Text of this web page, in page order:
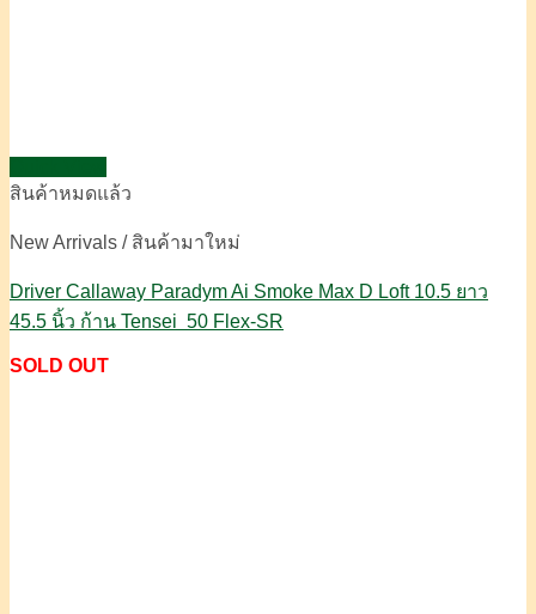
สินค้าหมดแล้ว
New Arrivals / สินค้ามาใหม่
Driver Callaway Paradym Ai Smoke Max D Loft 10.5 ยาว
45.5 นิ้ว ก้าน Tensei 50 Flex-SR
SOLD OUT